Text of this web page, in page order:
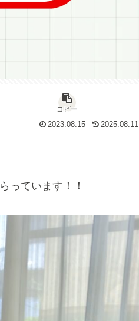
コピー
2023.08.15
2025.08.11
っています！！